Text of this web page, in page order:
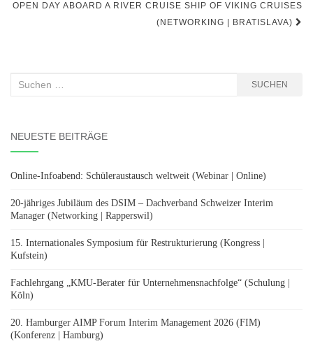
OPEN DAY ABOARD A RIVER CRUISE SHIP OF VIKING CRUISES
(NETWORKING | BRATISLAVA)
Suchen
SUCHEN
NEUESTE BEITRÄGE
Online-Infoabend: Schüleraustausch weltweit (Webinar | Online)
20-jähriges Jubiläum des DSIM – Dachverband Schweizer Interim
Manager (Networking | Rapperswil)
15. Internationales Symposium für Restrukturierung (Kongress |
Kufstein)
Fachlehrgang „KMU-Berater für Unternehmensnachfolge“ (Schulung |
Köln)
20. Hamburger AIMP Forum Interim Management 2026 (FIM)
(Konferenz | Hamburg)